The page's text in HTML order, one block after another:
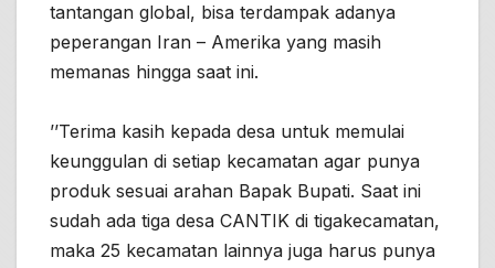
tantangan global, bisa terdampak adanya
peperangan Iran – Amerika yang masih
memanas hingga saat ini.
’’Terima kasih kepada desa untuk memulai
keunggulan di setiap kecamatan agar punya
produk sesuai arahan Bapak Bupati. Saat ini
sudah ada tiga desa CANTIK di tigakecamatan,
maka 25 kecamatan lainnya juga harus punya